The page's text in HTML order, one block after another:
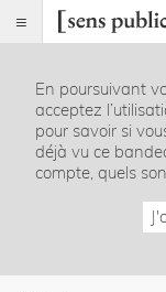
Index
Rubriques
Essais
En poursuivant
acceptez
pour savoir si
déjà vu ce
compte, quels